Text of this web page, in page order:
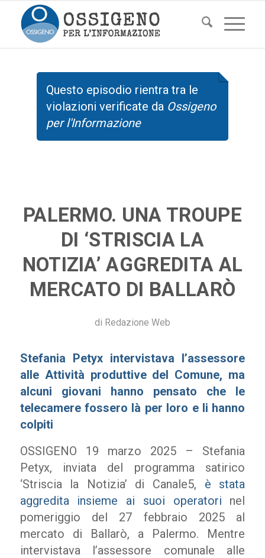
Questo episodio rientra tra le
violazioni verificate da Ossigeno
per l'Informazione
PALERMO. UNA TROUPE
DI ‘STRISCIA LA
NOTIZIA’ AGGREDITA AL
MERCATO DI BALLARÒ
di Redazione Web
Stefania Petyx intervistava l’assessore
alle Attività produttive del Comune, ma
alcuni giovani hanno pensato che le
telecamere fossero là per loro e li hanno
colpiti
OSSIGENO 19 marzo 2025 – Stefania
Petyx, inviata del programma satirico
‘Striscia la Notizia’ di Canale5, è stata
aggredita insieme ai suoi operatori nel
pomeriggio del 27 febbraio 2025 al
mercato di Ballarò, a Palermo. Mentre
intervistava l’assessore comunale alle